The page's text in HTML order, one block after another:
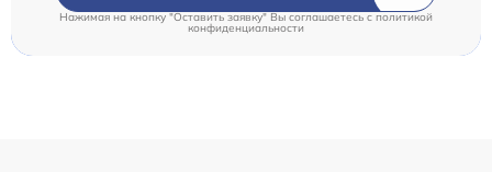
Нажимая на кнопку "Оставить заявку" Вы соглашаетесь cполитикой
конфиденциальности